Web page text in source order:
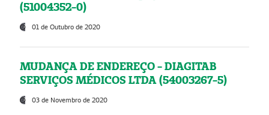
(51004352-0)
01 de Outubro de 2020
MUDANÇA DE ENDEREÇO - DIAGITAB
SERVIÇOS MÉDICOS LTDA (54003267-5)
03 de Novembro de 2020